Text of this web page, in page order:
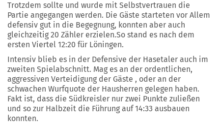
Trotzdem sollte und wurde mit Selbstvertrauen die
Partie angegangen werden. Die Gäste starteten vor Allem
defensiv gut in die Begegnung, konnten aber auch
gleichzeitig 20 Zähler erzielen.So stand es nach dem
ersten Viertel 12:20 für Löningen.
Intensiv blieb es in der Defensive der Hasetaler auch im
zweiten Spielabschnitt. Mag es an der ordentlichen,
aggressiven Verteidigung der Gäste , oder an der
schwachen Wurfquote der Hausherren gelegen haben.
Fakt ist, dass die Südkreisler nur zwei Punkte zuließen
und so zur Halbzeit die Führung auf 14:33 ausbauen
konnten.